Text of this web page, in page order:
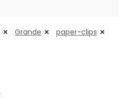
Grande paper-clips